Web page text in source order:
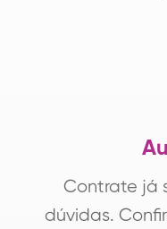
Contrate já
dúvidas.